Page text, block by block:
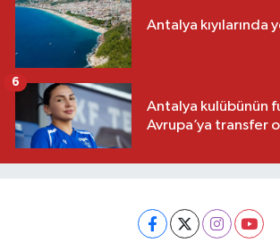
Antalya kıyılarında
Antalya kulübünün
Avrupa’ya transfer
6